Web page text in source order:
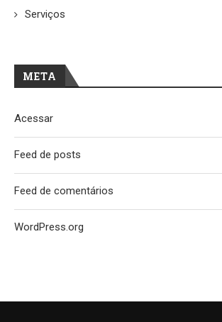
Serviços
META
Acessar
Feed de posts
Feed de comentários
WordPress.org